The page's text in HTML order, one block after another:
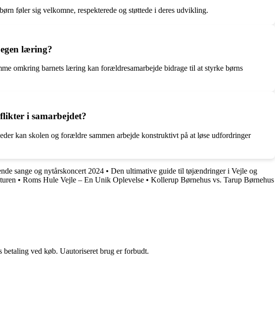
føler sig velkomne, respekterede og støttede i deres udvikling.
læring?
omkring barnets læring kan forældresamarbejde bidrage til at styrke børns
i samarbejdet?
kan skolen og forældre sammen arbejde konstruktivt på at løse udfordringer
sange og nytårskoncert 2024 • Den ultimative guide til tøjændringer i Vejle og
• Roms Hule Vejle – En Unik Oplevelse • Kollerup Børnehus vs. Tarup Børnehus
ved køb. Uautoriseret brug er forbudt.